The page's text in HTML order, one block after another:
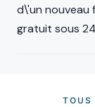
d\'un nouveau
gratuit sous
TOUS